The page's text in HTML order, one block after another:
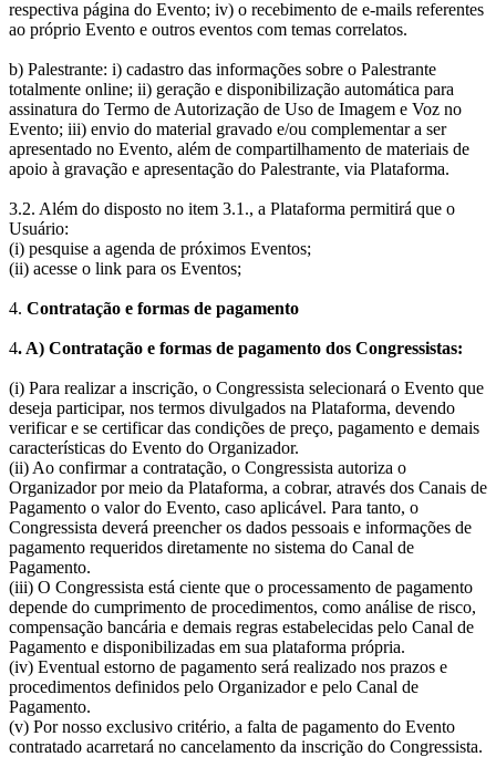
respectiva página do Evento; iv) o recebimento de e-mails referentes
ao próprio Evento e outros eventos com temas correlatos.
b) Palestrante: i) cadastro das informações sobre o Palestrante
totalmente online; ii) geração e disponibilização automática para
assinatura do Termo de Autorização de Uso de Imagem e Voz no
Evento; iii) envio do material gravado e/ou complementar a ser
apresentado no Evento, além de compartilhamento de materiais de
apoio à gravação e apresentação do Palestrante, via Plataforma.
3.2. Além do disposto no item 3.1., a Plataforma permitirá que o
Usuário:
(i) pesquise a agenda de próximos Eventos;
(ii) acesse o link para os Eventos;
4. Contratação e formas de pagamento
4. A) Contratação e formas de pagamento dos Congressistas:
(i) Para realizar a inscrição, o Congressista selecionará o Evento que
deseja participar, nos termos divulgados na Plataforma, devendo
verificar e se certificar das condições de preço, pagamento e demais
características do Evento do Organizador.
(ii) Ao confirmar a contratação, o Congressista autoriza o
Organizador por meio da Plataforma, a cobrar, através dos Canais de
Pagamento o valor do Evento, caso aplicável. Para tanto, o
Congressista deverá preencher os dados pessoais e informações de
pagamento requeridos diretamente no sistema do Canal de
Pagamento.
(iii) O Congressista está ciente que o processamento de pagamento
depende do cumprimento de procedimentos, como análise de risco,
compensação bancária e demais regras estabelecidas pelo Canal de
Pagamento e disponibilizadas em sua plataforma própria.
(iv) Eventual estorno de pagamento será realizado nos prazos e
procedimentos definidos pelo Organizador e pelo Canal de
Pagamento.
(v) Por nosso exclusivo critério, a falta de pagamento do Evento
contratado acarretará no cancelamento da inscrição do Congressista.